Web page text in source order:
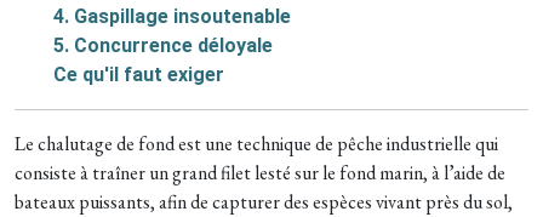
4. Gaspillage insoutenable
5. Concurrence déloyale
Ce qu'il faut exiger
Le chalutage de fond est une technique de pêche industrielle qui
consiste à traîner un grand filet lesté sur le fond marin, à l’aide de
bateaux puissants, afin de capturer des espèces vivant près du sol,